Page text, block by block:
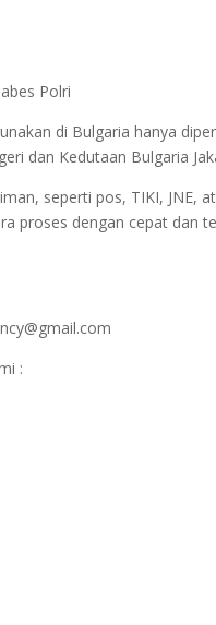
Polri
di Bulgaria hanya
dan Kedutaan Bulgaria
seperti pos, TIKI, JNE,
proses dengan cepat dan
: